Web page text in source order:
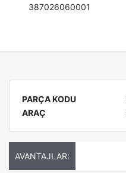
387026060001
PARÇA KODU
ARAÇ
AVANTAJLAR: